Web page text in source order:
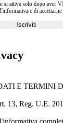
si attiva solo dopo aver
e di
Iscriviti
E TERMINI
13, Reg. U.E.